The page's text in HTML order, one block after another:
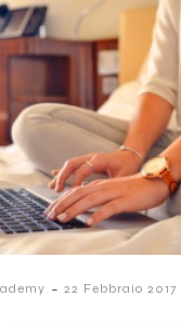
- 22 Febbraio 2017